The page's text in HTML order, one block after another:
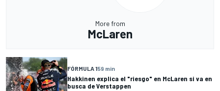
More from
McLaren
FÓRMULA 159 min
Hakkinen explica el "riesgo" en McLaren si va en
busca de Verstappen